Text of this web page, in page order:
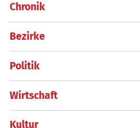
Chronik
Bezirke
Politik
Wirtschaft
Kultur